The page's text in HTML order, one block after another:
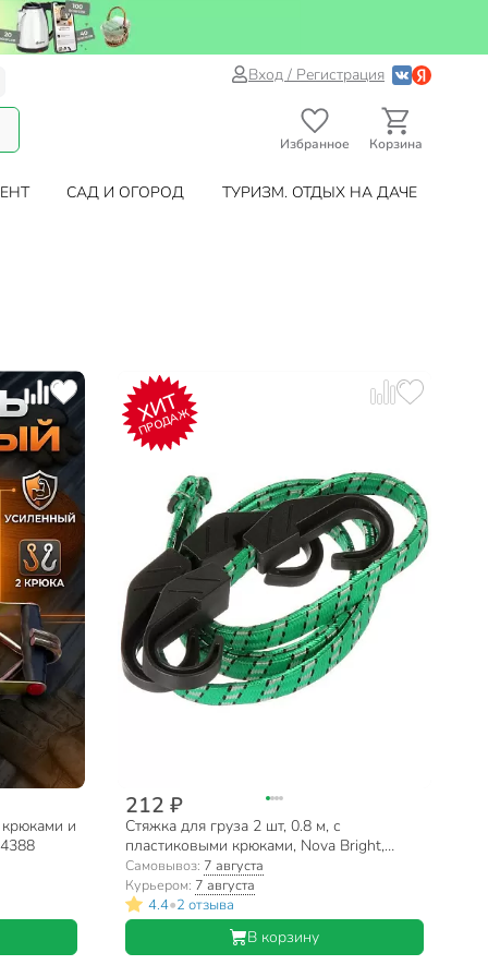
Вход / Регистрация
Избранное Корзина
САД И ОГОРОД ТУРИЗМ. ОТДЫХ НА ДАЧЕ
и
ХИТ
ПРОДАЖ
212 ₽
Стяжка для груза 2 шт, 0.8 м, с
пластиковыми крюками, Nova Bright,
47796
Самовывоз: 7 августа
Курьером: 7 августа
4.4•2 отзыва
В корзину